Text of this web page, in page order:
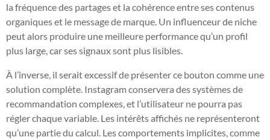
la fréquence des partages et la cohérence entre ses contenus
organiques et le message de marque. Un influenceur de niche
peut alors produire une meilleure performance qu’un profil
plus large, car ses signaux sont plus lisibles.
À l’inverse, il serait excessif de présenter ce bouton comme une
solution complète. Instagram conservera des systèmes de
recommandation complexes, et l’utilisateur ne pourra pas
régler chaque variable. Les intérêts affichés ne représenteront
qu’une partie du calcul. Les comportements implicites, comme